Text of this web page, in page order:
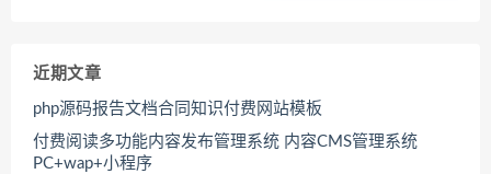
近期文章
php源码报告文档合同知识付费网站模板
付费阅读多功能内容发布管理系统 内容CMS管理系统
PC+wap+小程序